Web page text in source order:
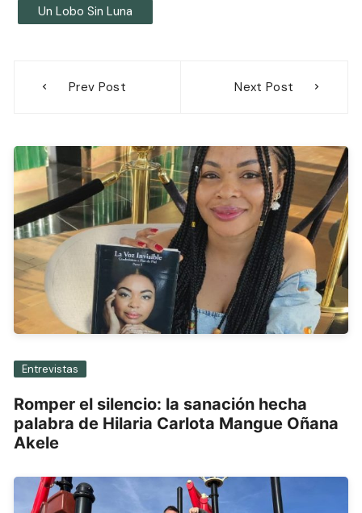
Un Lobo Sin Luna
Prev Post Next Post
Entrevistas
Romper el silencio: la sanación hecha
palabra de Hilaria Carlota Mangue Oñana
Akele